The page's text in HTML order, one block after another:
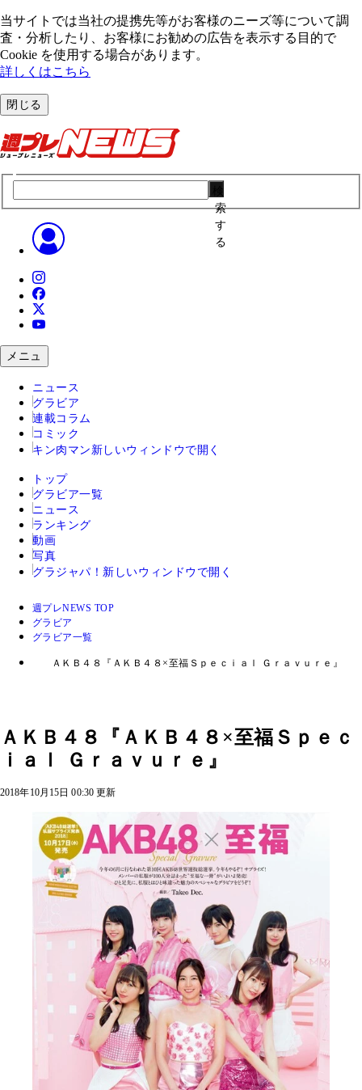
当サイトでは当社の提携先等がお客様のニーズ等について調
査・分析したり、お客様にお勧めの広告を表⽰する⽬的で
Cookie を使⽤する場合があります。
詳しくはこちら
閉じる
索
す
る
メニュ
ニュース
グラビア
連載コラム
コミック
キン肉マン 新しいウィンドウで開く
トップ
グラビア一覧
ニュース
ランキング
動画
写真
グラジャパ！ 新しいウィンドウで開く
週プレNEWS TOP
グラビア
グラビア一覧
ＡＫＢ４８『ＡＫＢ４８×至福Ｓｐｅｃｉａｌ Ｇｒａｖｕｒｅ』
ＡＫＢ４８『ＡＫＢ４８×至福Ｓｐｅｃ
ｉａｌ Ｇｒａｖｕｒｅ』
2018年10月15日 00:30 更新